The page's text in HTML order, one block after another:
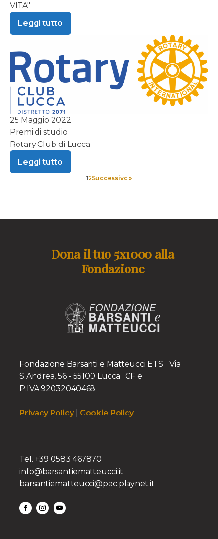
VITA"
Leggi tutto
25 Maggio 2022
Premi di studio
Rotary Club di Lucca
Leggi tutto
12Successivo »
Dona il tuo 5x1000 alla
Fondazione
Fondazione Barsanti e Matteucci ETS Via
S.Andrea, 56 - 55100 Lucca CF e
P.IVA 92032040468
Privacy Policy| Cookie Policy
Tel. +39 0583 467870
info@barsantiematteucci.it
barsantiematteucci@pec.playnet.it